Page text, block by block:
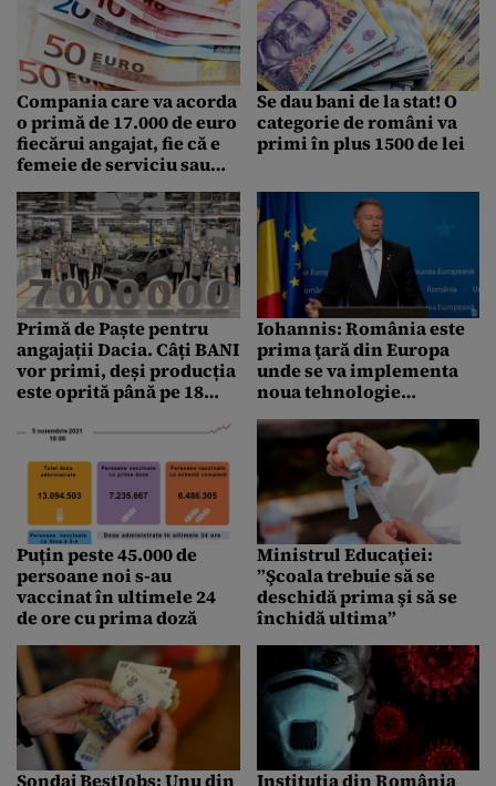
Compania care va acorda
o primă de 17.000 de euro
fiecărui angajat, fie că e
femeie de serviciu sau
Se dau bani de la stat! O
categorie de români va
primi în plus 1500 de lei
Primă de Paște pentru
angajații Dacia. Câți BANI
vor primi, deși producția
este oprită până pe 18
Iohannis: România este
prima ţară din Europa
unde se va implementa
noua tehnologie
modulare mici
Puțin peste 45.000 de
persoane noi s-au
vaccinat în ultimele 24
de ore cu prima doză
Ministrul Educaţiei:
”Şcoala trebuie să se
deschidă prima şi să se
închidă ultima”
Sondaj BestJobs: Unu din
Instituția din România